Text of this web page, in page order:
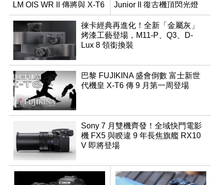
LM OIS WR II 傳將與 X-T6
同步亮相
Junior II 復古機頂閃光燈
徠卡經典再進化！全新「金屬灰」
烤漆工藝登場，M11-P、Q3、D-
Lux 8 領銜換裝
巴黎 FUJIKINA 盛會倒數 富士新世
代機皇 X-T6 傳 9 月第一周登場
Sony 7 月雙機齊發！全域快門電影
機 FX5 與睽違 9 年長焦旗艦 RX10
V 即將登場